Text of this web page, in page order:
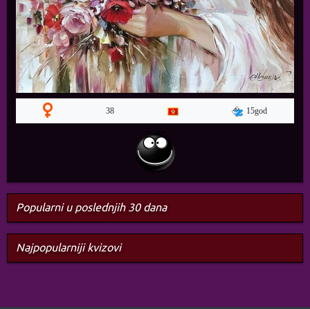
38 15god
Popularni u poslednjih 30 dana
Najpopularniji kvizovi